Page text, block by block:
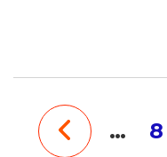
… 8